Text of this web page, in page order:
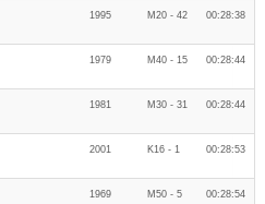
1995 M20 - 42 00:28:38
1979 M40 - 15 00:28:44
1981 M30 - 31 00:28:44
2001 K16 - 1 00:28:53
1969 M50 - 5 00:28:54